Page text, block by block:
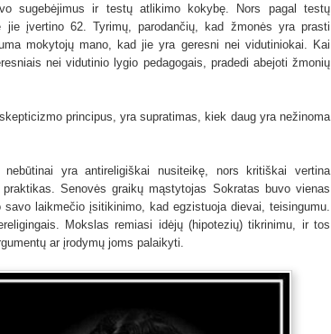
sugebėjimus ir testų atlikimo kokybę. Nors pagal testų
įvertino 62. Tyrimų, parodančių, kad žmonės yra prasti
mokytojų mano, kad jie yra geresni nei vidutiniokai. Kai
nei vidutinio lygio pedagogais, pradedi abejoti žmonių
principus, yra supratimas, kiek daug yra nežinoma
yra antireligiškai nusiteikę, nors kritiškai vertina
Senovės graikų mąstytojas Sokratas buvo vienas
laikmečio įsitikinimo, kad egzistuoja dievai, teisingumu.
Mokslas remiasi idėjų (hipotezių) tikrinimu, ir tos
ar įrodymų joms palaikyti.